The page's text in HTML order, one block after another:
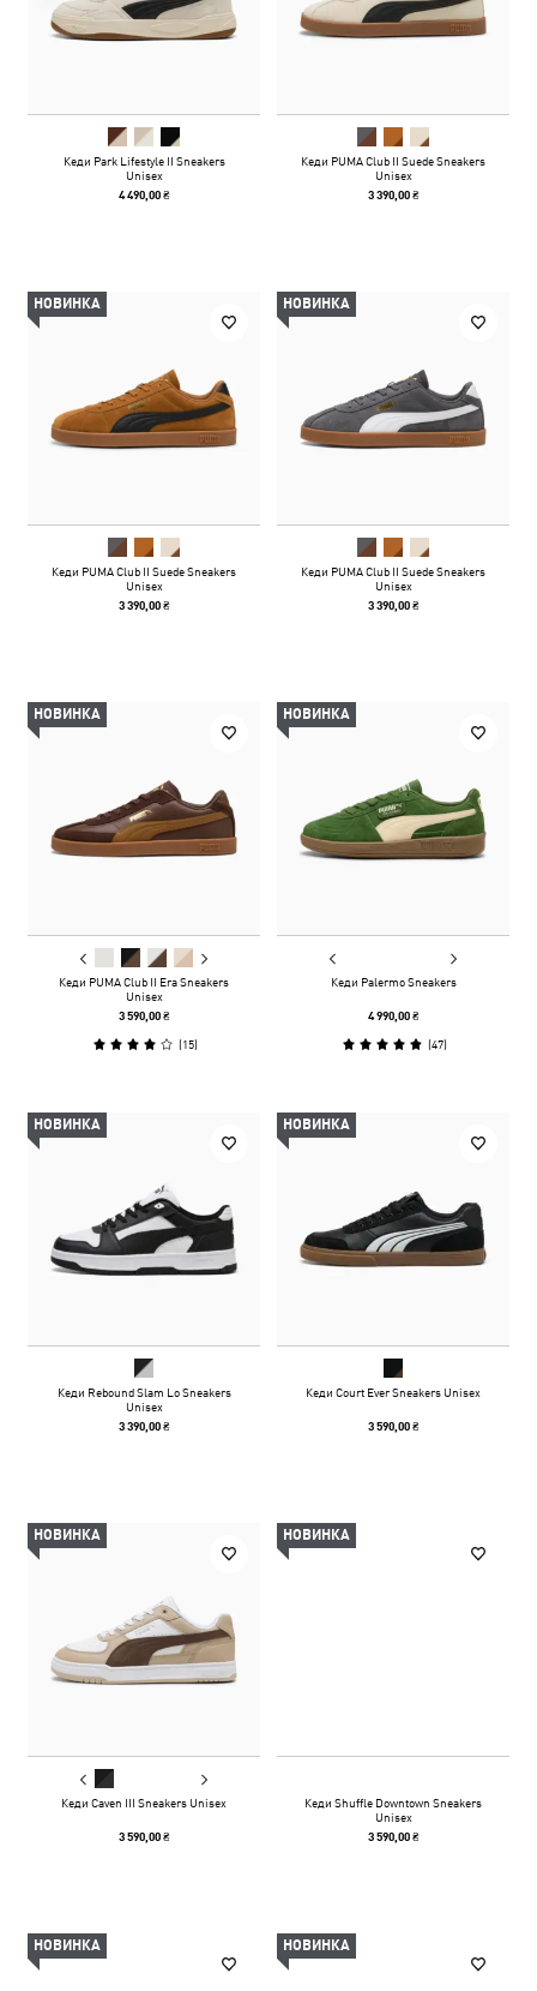
Кеди Park Lifestyle II Sneakers
Unisex
4 490,00 ₴
Кеди PUMA Club II Suede Sneakers
Unisex
3 390,00 ₴
НОВИНКА
Кеди PUMA Club II Suede Sneakers
Unisex
3 390,00 ₴
НОВИНКА
Кеди PUMA Club II Suede Sneakers
Unisex
3 390,00 ₴
НОВИНКА
Кеди PUMA Club II Era Sneakers
Unisex
3 590,00 ₴
(15)
НОВИНКА
Кеди Palermo Sneakers
4 990,00 ₴
(47)
НОВИНКА
Кеди Rebound Slam Lo Sneakers
Unisex
3 390,00 ₴
НОВИНКА
Кеди Court Ever Sneakers Unisex
3 590,00 ₴
НОВИНКА
Кеди Caven III Sneakers Unisex
3 590,00 ₴
НОВИНКА
Кеди Shuffle Downtown Sneakers
Unisex
3 590,00 ₴
НОВИНКА НОВИНКА